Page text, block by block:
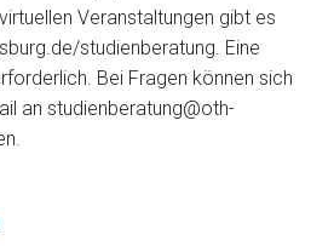
Veranstaltungen gibt es
studienberatung. Eine
Bei Fragen können sich
an studienberatung@oth-